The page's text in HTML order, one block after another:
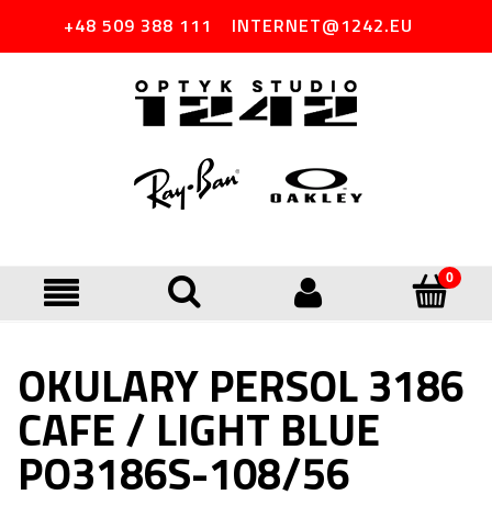
+48 509 388 111 INTERNET@1242.EU
OKULARY PERSOL 3186
CAFE / LIGHT BLUE
PO3186S-108/56